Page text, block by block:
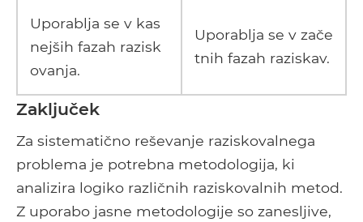
Uporablja se v kas
nejših fazah razisk
ovanja.
Uporablja se v zače
tnih fazah raziskav.
Zaključek
Za sistematično reševanje raziskovalnega
problema je potrebna metodologija, ki
analizira logiko različnih raziskovalnih metod.
Z uporabo jasne metodologije so zanesljive,